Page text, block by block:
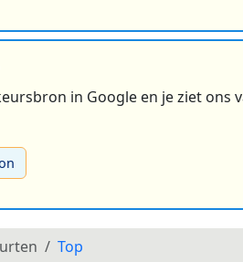
in Google en je ziet ons
Top